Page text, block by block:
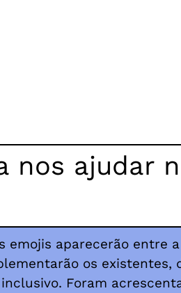
nos ajudar
emojis aparecerão entre
os existentes,
Foram